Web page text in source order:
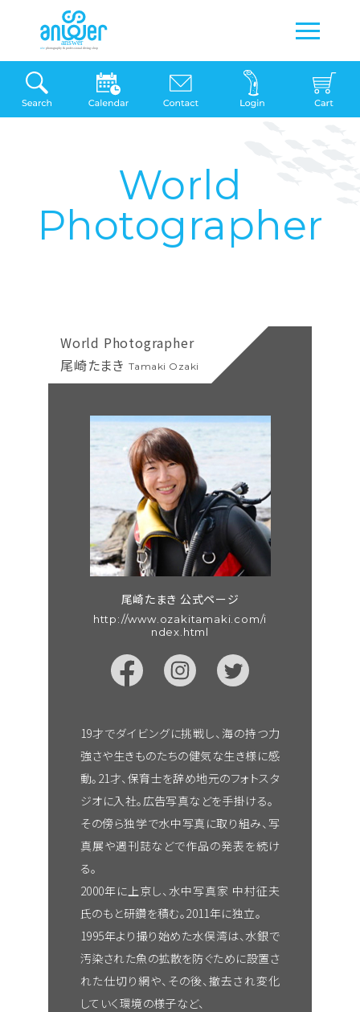
World
Photographer
World Photographer
尾崎たまき Tamaki Ozaki
尾崎たまき 公式ページ
http://www.ozakitamaki.com/i
ndex.html
19才でダイビングに挑戦し、海の持つ力
強さや生きものたちの健気な生き様に感
動。21才、保育士を辞め地元のフォトスタ
ジオに入社。広告写真などを手掛ける。
その傍ら独学で水中写真に取り組み、写
真展や週刊誌などで作品の発表を続け
る。
2000年に上京し、水中写真家 中村征夫
氏のもと研鑽を積む。2011年に独立。
1995年より撮り始めた水俣湾は、水銀で
汚染された魚の拡散を防ぐために設置さ
れた仕切り網や、その後、撤去され変化
していく環境の様子など、